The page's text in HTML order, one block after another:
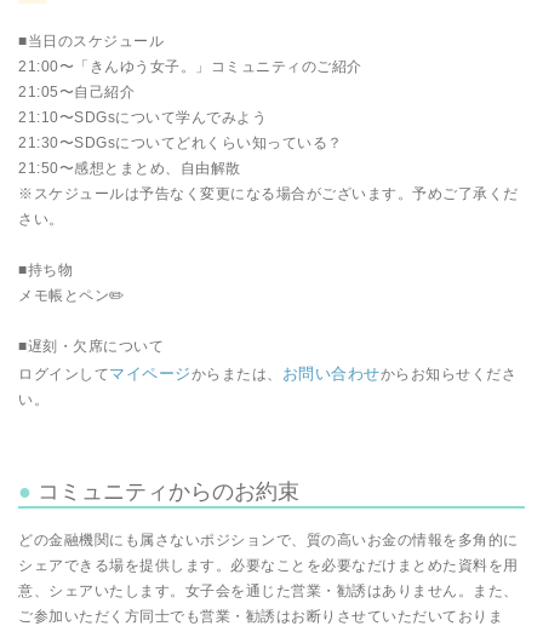
■当日のスケジュール
21:00〜「きんゆう女子。」コミュニティのご紹介
21:05〜自己紹介
21:10〜SDGsについて学んでみよう
21:30〜SDGsについてどれくらい知っている？
21:50〜感想とまとめ、自由解散
※スケジュールは予告なく変更になる場合がございます。予めご了承くだ
さい。
■持ち物
メモ帳とペン✏️
■遅刻・欠席について
ログインしてマイページからまたは、 お問い合わせからお知らせくださ
い。
コミュニティからのお約束
どの金融機関にも属さないポジションで、質の高いお金の情報を多角的に
シェアできる場を提供します。必要なことを必要なだけまとめた資料を用
意、シェアいたします。女子会を通じた営業・勧誘はありません。また、
ご参加いただく方同士でも営業・勧誘はお断りさせていただいておりま